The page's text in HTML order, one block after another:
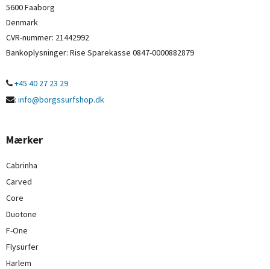
5600 Faaborg
Denmark
CVR-nummer: 21442992
Bankoplysninger: Rise Sparekasse 0847-0000882879
+45 40 27 23 29
: info@borgssurfshop.dk
Mærker
Cabrinha
Carved
Core
Duotone
F-One
Flysurfer
Harlem